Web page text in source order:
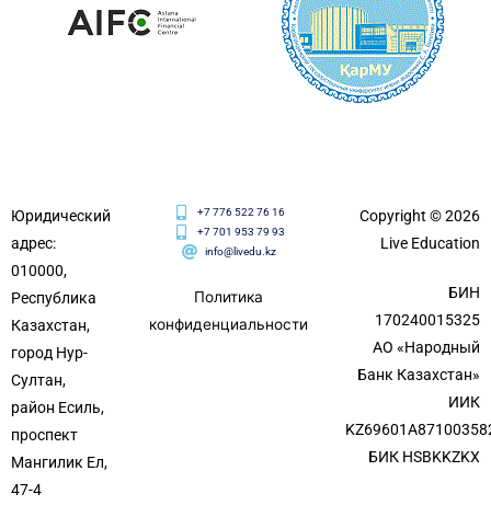
Юридический
адрес:
010000,
Республика
Казахстан,
город Нур-
Султан,
район Есиль,
проспект
Мангилик Ел,
47-4
+7 776 522 76 16
+7 701 953 79 93
info@livedu.kz
Политика
конфиденциальности
Copyright © 2026
Live Education
БИН
170240015325
АО «Народный
Банк Казахстан»
ИИК
БИК HSBKKZKX